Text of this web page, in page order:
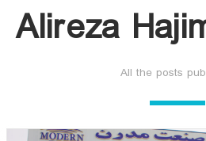
Alireza
All the posts